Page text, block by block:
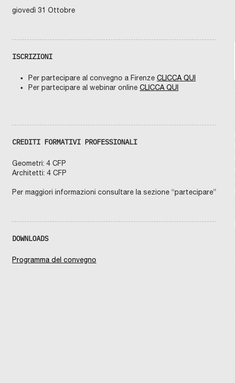
giovedì 31 Ottobre
ISCRIZIONI
Per partecipare al convegno a Firenze CLICCA QUI
Per partecipare al webinar online CLICCA QUI
CREDITI FORMATIVI PROFESSIONALI
Geometri: 4 CFP
Architetti: 4 CFP
Per maggiori informazioni consultare la sezione “partecipare”
DOWNLOADS
Programma del convegno